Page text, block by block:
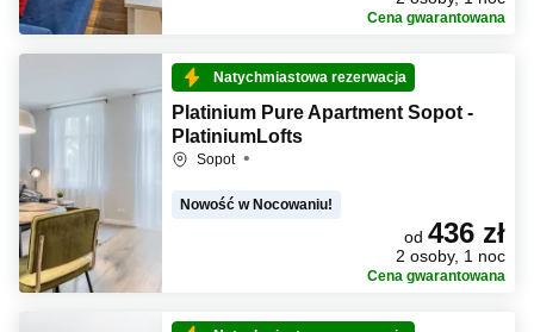
Cena gwarantowana
Natychmiastowa rezerwacja
Platinium Pure Apartment Sopot -
PlatiniumLofts
Sopot
Nowość w Nocowaniu!
od 436 zł
2 osoby, 1 noc
Cena gwarantowana